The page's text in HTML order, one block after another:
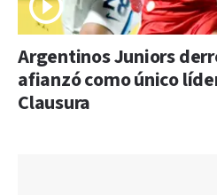
Argentinos Juniors
afianzó como único
Clausura